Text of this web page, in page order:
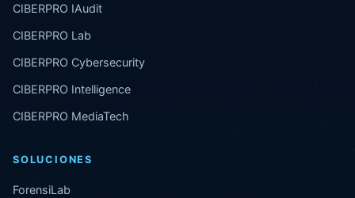
CIBERPRO IAudit
CIBERPRO Lab
CIBERPRO Cybersecurity
CIBERPRO Intelligence
CIBERPRO MediaTech
SOLUCIONES
ForensiLab